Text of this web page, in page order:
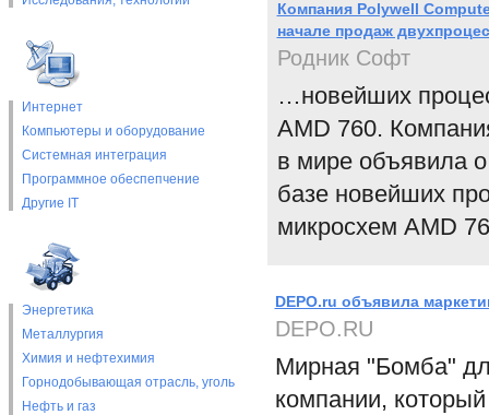
Интернет
Компьютеры и оборудование
Системная интеграция
Программное обеспепчение
Другие IT
Энергетика
Металлургия
Химия и нефтехимия
Горнодобывающая отрасль, уголь
Нефть и газ
Компания Polywell
начале продаж
Родник Софт
…новейших
AMD 760.
в мире объявила
базе новейших
микросхем AMD
DEPO.ru объявила
DEPO.RU
Мирная "Бомба"
компании,